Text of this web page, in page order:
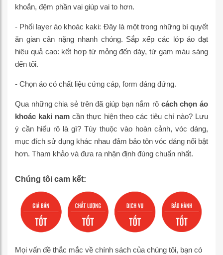
khoắn, đệm phần vai giúp vai to hơn.
- Phối layer áo khoác kaki: Đây là một trong những bí quyết
ăn gian cân nặng nhanh chóng. Sắp xếp các lớp áo đạt
hiệu quả cao: kết hợp từ mỏng đến dày, từ gam màu sáng
đến tối.
- Chọn áo có chất liệu cứng cáp, form dáng đứng.
Qua những chia sẻ trên đã giúp bạn nắm rõ cách chọn áo
khoác kaki namcần thực hiện theo các tiêu chí nào? Lưu
ý cần hiểu rõ là gì? Tùy thuộc vào hoàn cảnh, vóc dáng,
mục đích sử dụng khác nhau đảm bảo tôn vóc dáng nổi bật
hơn. Tham khảo và đưa ra nhận định đúng chuẩn nhất.
Chúng tôi cam kết:
Mọi vấn đề thắc mắc về chính sách của chúng tôi, bạn có